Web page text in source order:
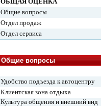
Общие вопросы
Отдел продаж
Отдел сервиса
Общие вопросы
Удобство подъезда к автоцентру
Клиентская зона отдыха
Культура общения и внешний вид